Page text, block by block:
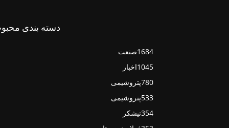
دسته بندی
صنعت1684
اخبار1045
پتروشیمی780
پتروشیمی533
نیشکر354